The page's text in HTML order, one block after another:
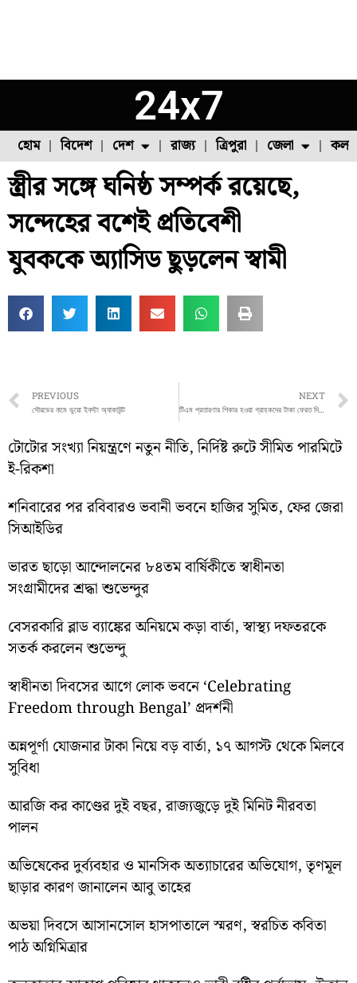
24x7
হোম বিদেশ দেশ
ফুল চাষ ফল চাষ মাছ চাষ
রাজ্য ত্রিপুরা জেলা
উত্তর ২৪ পরগনা
স্ত্রীর সঙ্গে ঘনিষ্ঠ সম্পর্ক রয়েছে,
সন্দেহের বশেই প্রতিবেশী
যুবককে অ্যাসিড ছুড়লেন স্বামী
Prev
PREVIOUS
সৌরভের নামে ভুয়ো ইনস্টা অ্যাকাউন্ট
NEXT
টিএম প্রতারণার শিকার হওয়া গ্রাহকদের টাকা ফেরত দিল কানাড়া ব্যাঙ্কের গড়িয়াহাট শাখা
টোটোর সংখ্যা নিয়ন্ত্রণে নতুন নীতি, নির্দিষ্ট রুটে সীমিত পারমিটে
ই-রিকশা
শনিবারের পর রবিবারও ভবানী ভবনে হাজির সুমিত, ফের জেরা
সিআইডির
ভারত ছাড়ো আন্দোলনের ৮৪তম বার্ষিকীতে স্বাধীনতা
সংগ্রামীদের শ্রদ্ধা শুভেন্দুর
বেসরকারি ব্লাড ব্যাঙ্কের অনিয়মে কড়া বার্তা, স্বাস্থ্য দফতরকে
সতর্ক করলেন শুভেন্দু
স্বাধীনতা দিবসের আগে লোক ভবনে ‘Celebrating
Freedom through Bengal’ প্রদর্শনী
অন্নপূর্ণা যোজনার টাকা নিয়ে বড় বার্তা, ১৭ আগস্ট থেকে মিলবে
সুবিধা
আরজি কর কাণ্ডের দুই বছর, রাজ্যজুড়ে দুই মিনিট নীরবতা
পালন
অভিষেকের দুর্ব্যবহার ও মানসিক অত্যাচারের অভিযোগ, তৃণমূল
ছাড়ার কারণ জানালেন আবু তাহের
অভয়া দিবসে আসানসোল হাসপাতালে স্মরণ, স্বরচিত কবিতা
পাঠ অগ্নিমিত্রার